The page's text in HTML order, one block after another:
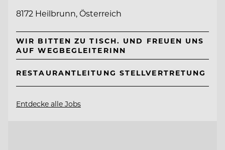
8172 Heilbrunn, Österreich
WIR BITTEN ZU TISCH. UND FREUEN UNS
AUF WEGBEGLEITERINN
RESTAURANTLEITUNG STELLVERTRETUNG
Entdecke alle Jobs